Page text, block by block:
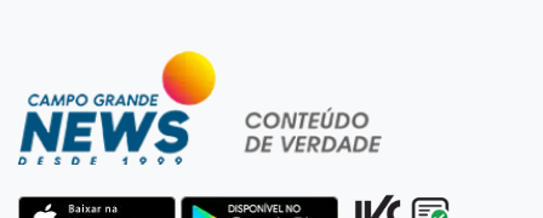
Parceria firmada
Federação de futebol assume manutenção de
dois estádios de Campo Grande
Homem morre e três ficam feridos em